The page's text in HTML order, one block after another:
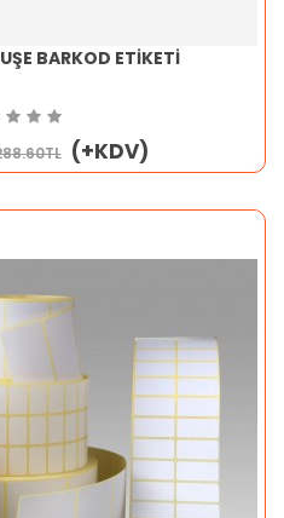
BARKOD ETİKETİ
(+KDV)